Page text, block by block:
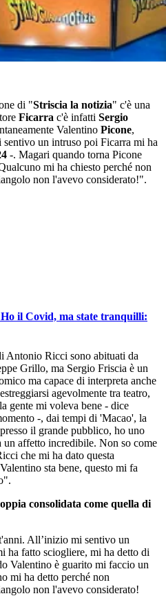
di "Striscia la notizia" c'è una
Ficarra c'è infatti Sergio
Valentino Picone,
un intruso poi Ficarra mi ha
-. Magari quando torna Picone
mi ha chiesto perché non
non l'avevo considerato!".
il Covid, ma state tranquilli:
Antonio Ricci sono abituati da
Grillo, ma Sergio Friscia è un
ma capace di interpreta anche
agevolmente tra teatro,
gente mi voleva bene - dice
-, dai tempi di 'Macao', la
il grande pubblico, ho uno
affetto incredibile. Non so come
che mi ha dato questa
sta bene, questo mi fa
consolidata come quella di
All’inizio mi sentivo un
ha fatto sciogliere, mi ha detto di
Valentino è guarito mi faccio un
mi ha detto perché non
non l'avevo considerato!